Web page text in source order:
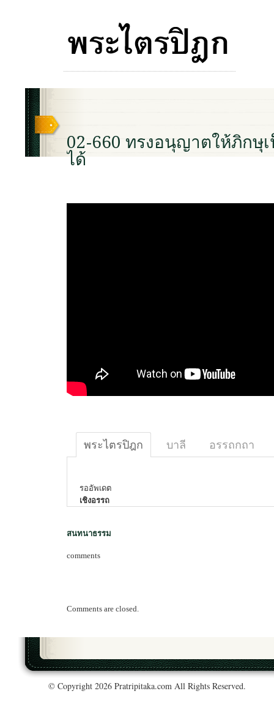
02-660 ทรงอนุญาตให้ภิกษุ
ได้
พระไตรปิฎก บาลี อรรถกถา
รออัพเดต
เชิงอรรถ
สนทนาธรรม
comments
Comments are closed.
© Copyright 2026 Pratripitaka.com All Rights Reserved.